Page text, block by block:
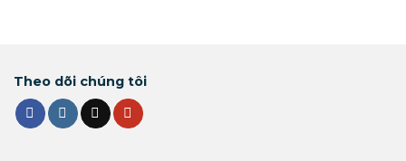
Theo dõi chúng tôi